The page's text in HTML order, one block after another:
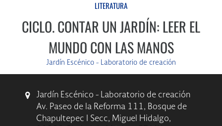
LITERATURA
CICLO. CONTAR UN JARDÍN: LEER EL
MUNDO CON LAS MANOS
Jardín Escénico - Laboratorio de creación
Jardín Escénico - Laboratorio de creación
Av. Paseo de la Reforma 111, Bosque de
Chapultepec I Secc, Miguel Hidalgo,